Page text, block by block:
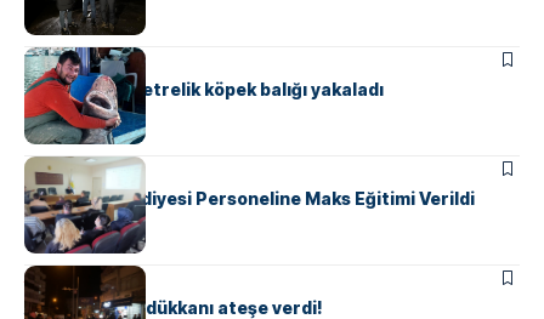
ÇINARCIK MANŞET
Balıkçılar 4 metrelik köpek balığı yakaladı
ÇINARCIK
Çınarcık Belediyesi Personeline Maks Eğitimi Verildi
ASAYIŞ ÇINARCIK
Ailesine kızdı, dükkanı ateşe verdi!